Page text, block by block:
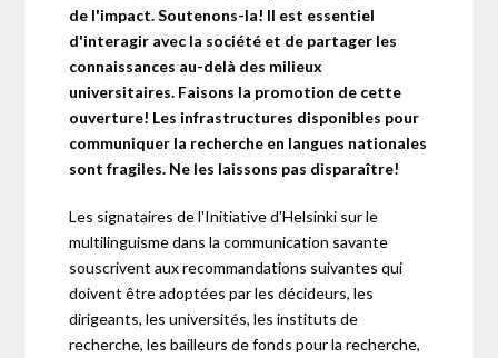
de l'impact. Soutenons-la! Il est essentiel
d'interagir avec la société et de partager les
connaissances au-delà des milieux
universitaires. Faisons la promotion de cette
ouverture! Les infrastructures disponibles pour
communiquer la recherche en langues nationales
sont fragiles. Ne les laissons pas disparaître!
Les signataires de l'Initiative d'Helsinki sur le
multilinguisme dans la communication savante
souscrivent aux recommandations suivantes qui
doivent être adoptées par les décideurs, les
dirigeants, les universités, les instituts de
recherche, les bailleurs de fonds pour la recherche,